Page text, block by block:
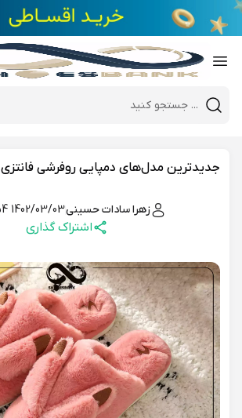
Mobile header search
جدیدترین مدل‌های دمپایی روفرشی فانتزی
زهرا سادات حسینی1402/03/03 09:57:54
اشتراک گذاری